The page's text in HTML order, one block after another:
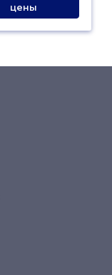
цены